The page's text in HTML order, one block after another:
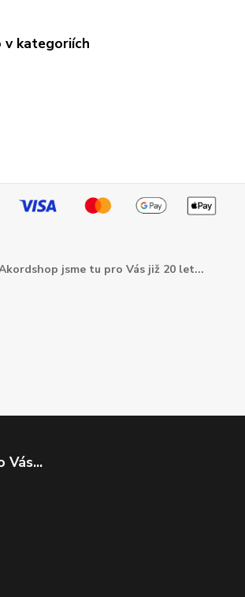
v kategoriích
jsme tu pro Vás již 20 let...
Vás...